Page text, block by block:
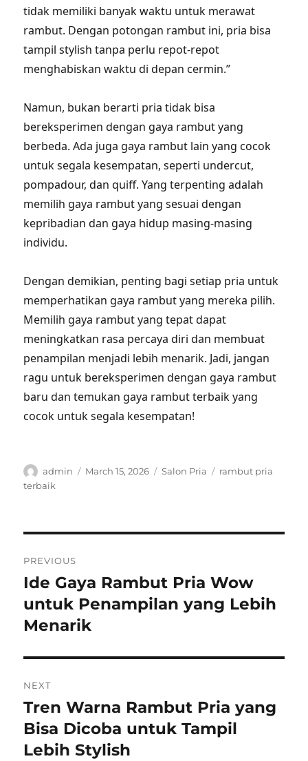
tidak memiliki banyak waktu untuk merawat
rambut. Dengan potongan rambut ini, pria bisa
tampil stylish tanpa perlu repot-repot
menghabiskan waktu di depan cermin.”
Namun, bukan berarti pria tidak bisa
bereksperimen dengan gaya rambut yang
berbeda. Ada juga gaya rambut lain yang cocok
untuk segala kesempatan, seperti undercut,
pompadour, dan quiff. Yang terpenting adalah
memilih gaya rambut yang sesuai dengan
kepribadian dan gaya hidup masing-masing
individu.
Dengan demikian, penting bagi setiap pria untuk
memperhatikan gaya rambut yang mereka pilih.
Memilih gaya rambut yang tepat dapat
meningkatkan rasa percaya diri dan membuat
penampilan menjadi lebih menarik. Jadi, jangan
ragu untuk bereksperimen dengan gaya rambut
baru dan temukan gaya rambut terbaik yang
cocok untuk segala kesempatan!
Author
admin
Posted
March 15, 2026 Categories
Salon Pria Tags
rambut pria
terbaik
navigation
PREVIOUS
Previous
post:
Ide Gaya Rambut Pria Wow
untuk Penampilan yang Lebih
Menarik
NEXT
Next
post:
Tren Warna Rambut Pria yang
Bisa Dicoba untuk Tampil
Lebih Stylish